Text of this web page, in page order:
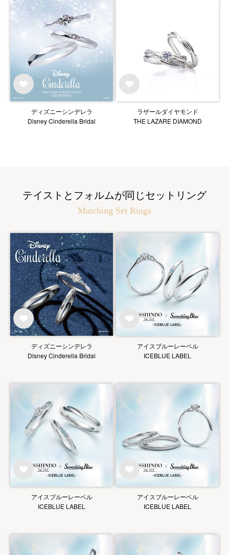
ディズニーシンデレラ
Disney Cinderella Bridal
ラザールダイヤモンド
THE LAZARE DIAMOND
テイストとフォルムが同じセットリング
Matching Set Rings
ディズニーシンデレラ
Disney Cinderella Bridal
アイスブルーレーベル
ICEBLUE LABEL
アイスブルーレーベル
ICEBLUE LABEL
アイスブルーレーベル
ICEBLUE LABEL